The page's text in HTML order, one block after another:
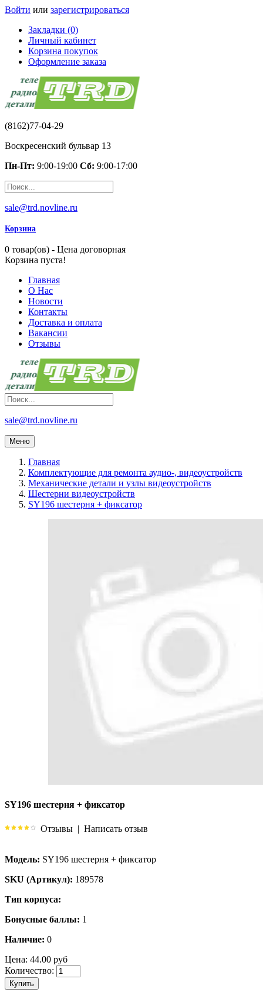
Войти или зарегистрироваться
Закладки (0)
Личный кабинет
Корзина покупок
Оформление заказа
(8162)77-04-29
Воскресенский бульвар 13
Пн-Пт: 9:00-19:00 Сб: 9:00-17:00
sale@trd.novline.ru
Корзина
0 товар(ов) - Цена договорная
Корзина пуста!
Главная
О Нас
Новости
Контакты
Доставка и оплата
Вакансии
Отзывы
sale@trd.novline.ru
Меню
Главная
Комплектующие для ремонта аудио-, видеоустройств
Механические детали и узлы видеоустройств
Шестерни видеоустройств
SY196 шестерня + фиксатор
SY196 шестерня + фиксатор
Отзывы | Написать отзыв
Модель: SY196 шестерня + фиксатор
SKU (Артикул): 189578
Тип корпуса:
Бонусные баллы: 1
Наличие: 0
Цена: 44.00 руб
Количество:
Купить